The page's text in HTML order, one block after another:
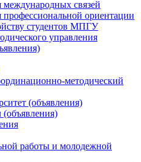
связей
ориентации
студентов МПГУ
управления
методический
(объявления)
работы и молодежной